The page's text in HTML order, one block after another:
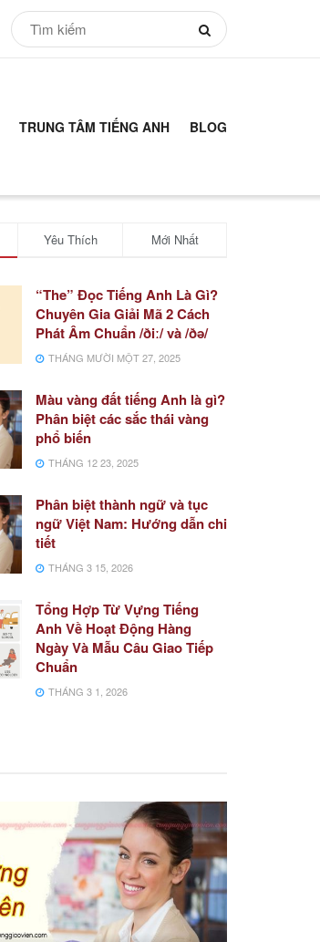
TRUNG TÂM TIẾNG ANH BLOG
Yêu Thích Mới Nhất
“The” Đọc Tiếng Anh Là Gì?
Chuyên Gia Giải Mã 2 Cách
Phát Âm Chuẩn /ðiː/ và /ðə/
THÁNG MƯỜI MỘT 27, 2025
Màu vàng đất tiếng Anh là gì?
Phân biệt các sắc thái vàng
phổ biến
THÁNG 12 23, 2025
Phân biệt thành ngữ và tục
ngữ Việt Nam: Hướng dẫn chi
tiết
THÁNG 3 15, 2026
Tổng Hợp Từ Vựng Tiếng
Anh Về Hoạt Động Hàng
Ngày Và Mẫu Câu Giao Tiếp
Chuẩn
THÁNG 3 1, 2026